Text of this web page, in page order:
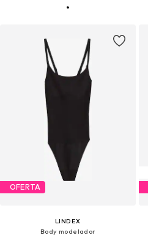
OFERTA
LINDEX
Body modelador